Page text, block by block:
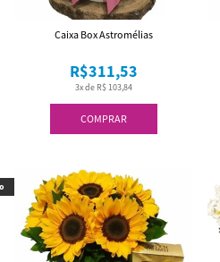
COMPRAR
3x de R$ 103,84
R$311,53
Caixa Box Astromélias